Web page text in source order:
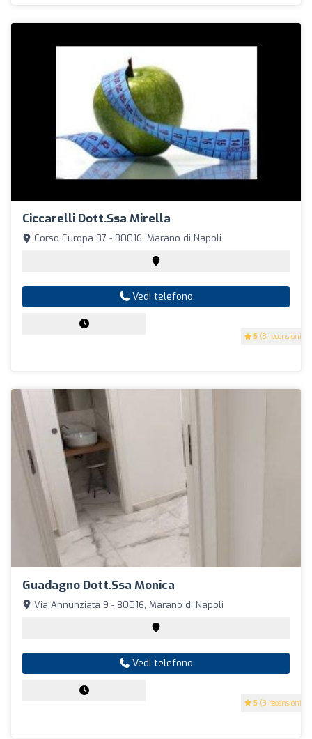
Ciccarelli Dott.Ssa Mirella
5 (3 recensioni)
Corso Europa 87 - 80016, Marano di Napoli
Vedi telefono
Guadagno Dott.ssa Monica
5 (3 recensioni)
Via Annunziata 9 - 80016, Marano di Napoli
Vedi telefono